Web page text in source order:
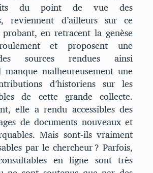
du point de vue des
reviennent d’ailleurs sur ce
en retracent la genèse
et proposent une
sources rendues ainsi
manque malheureusement une
d’historiens sur les
de cette grande collecte.
elle a rendu accessibles des
de documents nouveaux et
Mais sont-ils vraiment
par le chercheur ? Parfois,
en ligne sont très